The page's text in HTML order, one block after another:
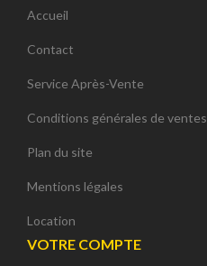
Accueil
Contact
Service Après-Vente
Conditions générales de ventes
Plan du site
Mentions légales
Location
VOTRE COMPTE